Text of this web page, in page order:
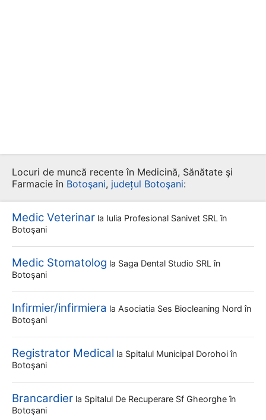
Locuri de muncă recente în Medicină, Sănătate şi
Farmacie în Botoşani, județul Botoşani:
Medic Veterinar la Iulia Profesional Sanivet SRL în
Botoşani
Medic Stomatolog la Saga Dental Studio SRL în
Botoşani
Infirmier/infirmiera la Asociatia Ses Biocleaning Nord în
Botoşani
Registrator Medical la Spitalul Municipal Dorohoi în
Botoşani
Brancardier la Spitalul De Recuperare Sf Gheorghe în
Botoşani